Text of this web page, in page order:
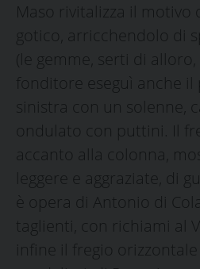
Maso rivitalizza il motivo
gotico, arricchendolo di
(le gemme, serti di alloro,
fonditore eseguì anche
sinistra con un solenne,
ondulato con puttini. Il
accanto alla colonna,
leggere e aggraziate, di
è opera di Antonio di
taglienti, con richiami al
infine il fregio orizzontale